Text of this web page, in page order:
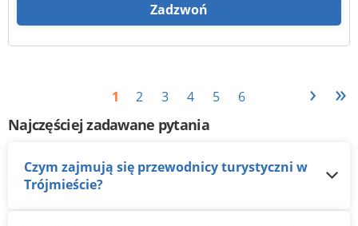
Zadzwoń
1 2 3 4 5 6 › »
Najczęściej zadawane pytania
Czym zajmują się przewodnicy turystyczni w
Trójmieście?